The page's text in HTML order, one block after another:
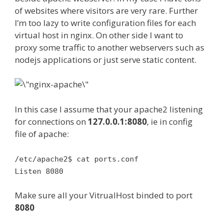
of websites where visitors are very rare. Further
I’m too lazy to write configuration files for each
virtual host in nginx. On other side I want to
proxy some traffic to another webservers such as
nodejs applications or just serve static content.
In this case I assume that your apache2 listening
for connections on 127.0.0.1:8080, ie in config
file of apache:
/etc/apache2$ cat ports.conf
Listen 8080
Make sure all your VitrualHost binded to port
8080